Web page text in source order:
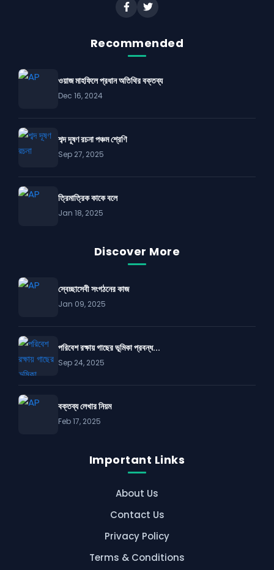
Recommended
ওয়াজ মাহফিলে প্রধান অতিথির বক্তব্য
Dec 16, 2024
শব্দ দূষণ রচনা পঞ্চম শ্রেণি
Sep 27, 2025
ত্রিমাত্রিক কাকে বলে
Jan 18, 2025
Discover More
স্বেচ্ছাসেবী সংগঠনের কাজ
Jan 09, 2025
পরিবেশ রক্ষায় গাছের ভূমিকা প্রবন্ধ...
Sep 24, 2025
বক্তব্য লেখার নিয়ম
Feb 17, 2025
Important Links
About Us
Contact Us
Privacy Policy
Terms & Conditions